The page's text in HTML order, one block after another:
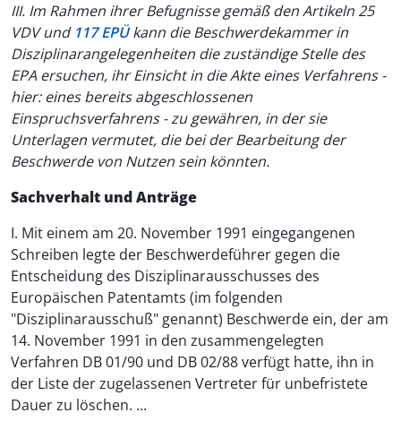
III. Im Rahmen ihrer Befugnisse gemäß denArtikeln 25
VDVund 117 EPÜkann die Beschwerdekammer in
Disziplinarangelegenheiten die zuständige Stelle des
EPA ersuchen, ihr Einsicht in die Akte eines Verfahrens -
hier: eines bereits abgeschlossenen
Einspruchsverfahrens - zu gewähren, in der sie
Unterlagen vermutet, die bei der Bearbeitung der
Beschwerde von Nutzen sein könnten.
Sachverhalt und Anträge
I. Mit einem am 20. November 1991 eingegangenen
Schreiben legte der Beschwerdeführer gegen die
Entscheidung des Disziplinarausschusses des
Europäischen Patentamts (im folgenden
"Disziplinarausschuß" genannt) Beschwerde ein, der am
14. November 1991 in den zusammengelegten
Verfahren DB 01/90 und DB 02/88 verfügt hatte, ihn in
der Liste der zugelassenen Vertreter für unbefristete
Dauer zu löschen. ...